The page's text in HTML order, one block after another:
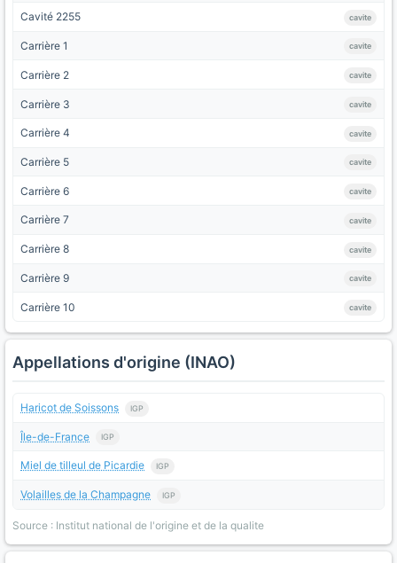
Cavité 2255 cavite
Carrière 1 cavite
Carrière 2 cavite
Carrière 3 cavite
Carrière 4 cavite
Carrière 5 cavite
Carrière 6 cavite
Carrière 7 cavite
Carrière 8 cavite
Carrière 9 cavite
Carrière 10 cavite
Appellations d'origine (INAO)
Haricot de Soissons IGP
Île-de-France IGP
Miel de tilleul de Picardie IGP
Volailles de la Champagne IGP
Source : Institut national de l'origine et de la qualite